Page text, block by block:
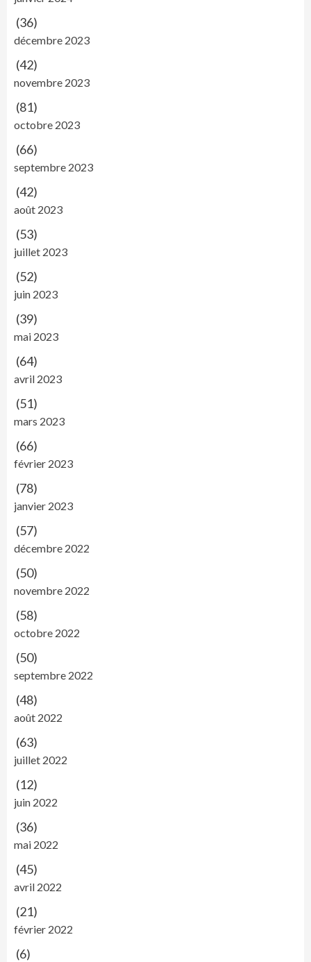
(36)
décembre 2023
(42)
novembre 2023
(81)
octobre 2023
(66)
septembre 2023
(42)
août 2023
(53)
juillet 2023
(52)
juin 2023
(39)
mai 2023
(64)
avril 2023
(51)
mars 2023
(66)
février 2023
(78)
janvier 2023
(57)
décembre 2022
(50)
novembre 2022
(58)
octobre 2022
(50)
septembre 2022
(48)
août 2022
(63)
juillet 2022
(12)
juin 2022
(36)
mai 2022
(45)
avril 2022
(21)
février 2022
(6)